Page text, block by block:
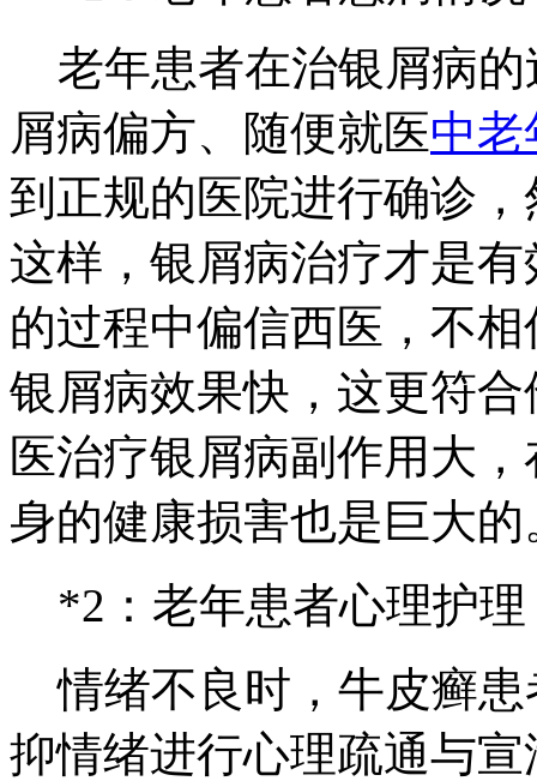
老年患者在治银屑病的
屑病偏方、随便就医中
到正规的医院进行确诊
这样，银屑病治疗才是
的过程中偏信西医，不
银屑病效果快，这更符
医治疗银屑病副作用大
身的健康损害也是巨大的
*2：老年患者心理护理
情绪不良时，牛皮癣患
抑情绪进行心理疏通与